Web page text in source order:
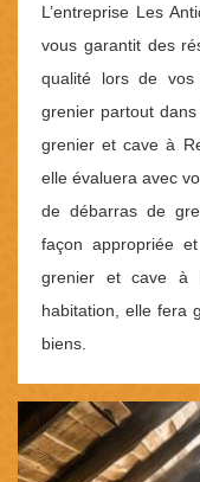
L’entreprise Les
vous garantit des
qualité lors de
grenier partout
grenier et cave à
elle évaluera avec
de débarras de
façon appropriée
grenier et cave à
habitation, elle fera
biens.